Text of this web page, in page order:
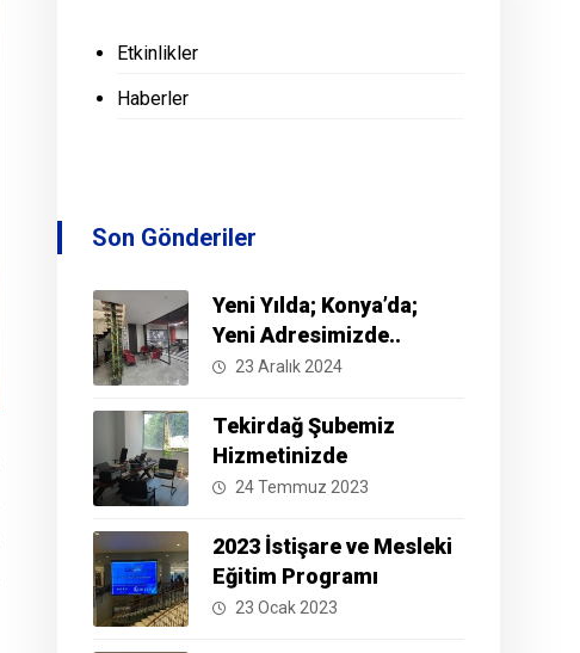
Etkinlikler
Haberler
Son Gönderiler
Yeni Yılda; Konya’da;
Yeni Adresimizde..
23 Aralık 2024
Tekirdağ Şubemiz
Hizmetinizde
24 Temmuz 2023
2023 İstişare ve Mesleki
Eğitim Programı
23 Ocak 2023